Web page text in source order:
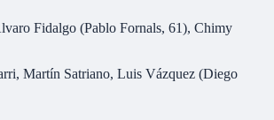
Fidalgo (Pablo Fornals, 61), Chimy
Martín Satriano, Luis Vázquez (Diego